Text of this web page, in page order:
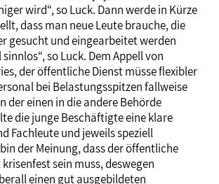
wird“, so Luck. Dann werde in Kürze
dass man neue Leute brauche, die
gesucht und eingearbeitet werden
so Luck. Dem Appell von
der öffentliche Dienst müsse flexibler
bei Belastungsspitzen fallweise
der einen in die andere Behörde
die junge Beschäftigte eine klare
Fachleute und jeweils speziell
der Meinung, dass der öffentliche
sein muss, deswegen
einen gut ausgebildeten